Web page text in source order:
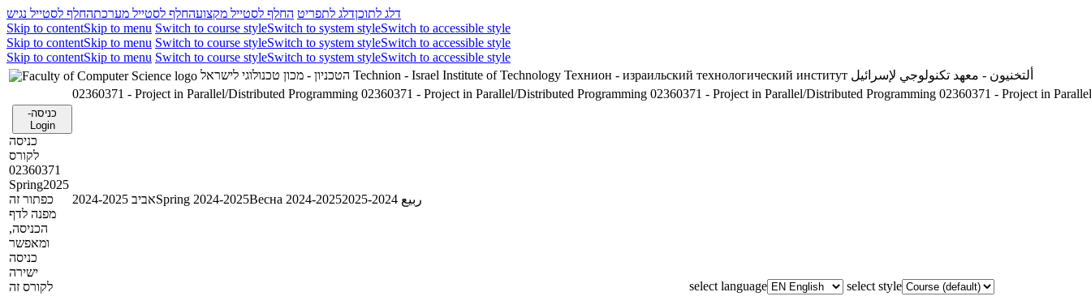
דלג לתוכןדלג לתפריט החלף לסטייל מקצועהחלף לסטייל מערכתהחלף לסטייל נגיש
Skip to contentSkip to menu Switch to course styleSwitch to system styleSwitch to accessible style
Skip to contentSkip to menu Switch to course styleSwitch to system styleSwitch to accessible style
Skip to contentSkip to menu Switch to course styleSwitch to system styleSwitch to accessible style
Technion - Israel Institute of Technology Технион - израильский технологический институт ألتخنيون - معهد تكنولوجي لإسرائيل
02360371 - Project in Parallel/Distributed Programming 02360371 - Project in Parallel/Distributed Programming 02360371 - Project in Parallel/Distributed Programming 02360371 - Project in
כניסה-
Login
כניסה
לקורס
02360371
Spring2025
כפתור זה
מפנה לדף
הכניסה,
ומאפשר
כניסה
ישירה
לקורס זה
אביב 2024-2025Spring 2024-2025Весна 2024-2025 ربيع 2024-2025
select language
select style